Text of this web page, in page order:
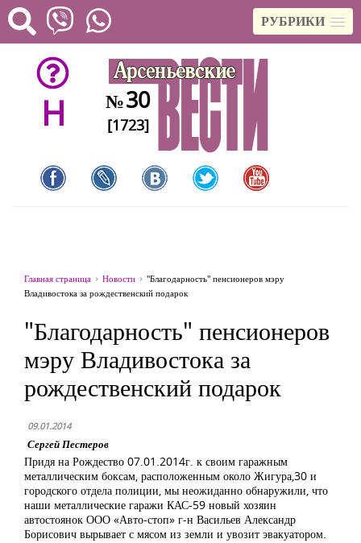
РУБРИКИ
H №30
[1723]
Главная страница Новости
"Благодарность" пенсионеров мэру
Владивостока за рождественский подарок
"Благодарность" пенсионеров
мэру Владивостока за
рождественский подарок
09.01.2014
Сергей Пестеров
Придя на Рождество 07.01.2014г. к своим гаражным
металлическим боксам, расположенным около Жигура,30 и
городского отдела полиции, мы неожиданно обнаружили, что
наши металлические гаражи КАС-59 новый хозяин
автостоянок ООО «Авто-стоп» г-н Васильев Александр
Борисович вырывает с мясом из земли и увозит эвакуатором.